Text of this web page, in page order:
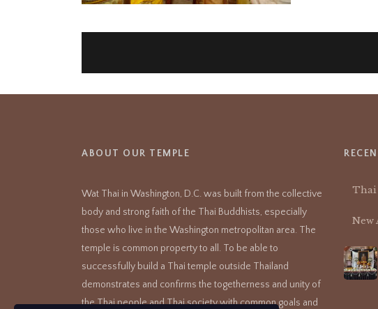
ABOUT OUR TEMPLE
Wat Thai in Washington, D.C. was built from the collective
body and strong faith of the Thai Buddhists, especially
those who live in the Washington metropolitan area. The
temple is common property to all. To be able to
successfully build a Thai temple outside Thailand
demonstrates and confirms the togetherness and unity of
the Thai people and Thai society with common goals and
Thai
New